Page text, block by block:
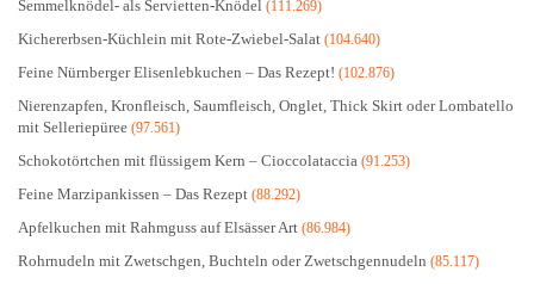
Semmelknödel- als Servietten-Knödel (111.269)
Kichererbsen-Küchlein mit Rote-Zwiebel-Salat (104.640)
Feine Nürnberger Elisenlebkuchen – Das Rezept! (102.876)
Nierenzapfen, Kronfleisch, Saumfleisch, Onglet, Thick Skirt oder Lombatello
mit Selleriepüree (97.561)
Schokotörtchen mit flüssigem Kern – Cioccolataccia (91.253)
Feine Marzipankissen – Das Rezept (88.292)
Apfelkuchen mit Rahmguss auf Elsässer Art (86.984)
Rohrnudeln mit Zwetschgen, Buchteln oder Zwetschgennudeln (85.117)